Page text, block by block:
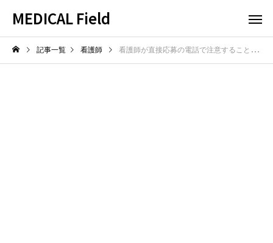
MEDICAL Field
記事一覧 看護師 看護師が直接応募の電話で注意すること！印象に残る一言とは